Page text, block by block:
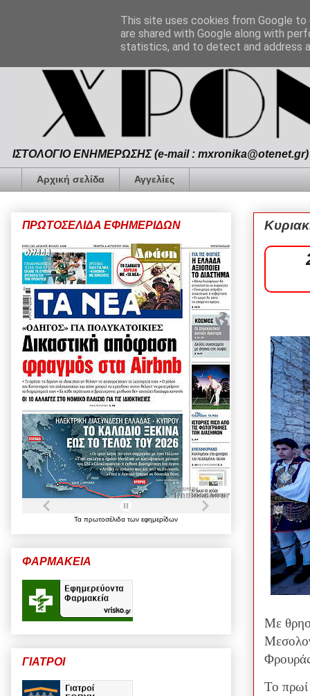
ΙΣΤΟΛΟΓΙΟ ΕΝΗΜΕΡΩΣΗΣ (e-mail :
Αρχική σελίδα Αγγελίες
Με
Το
ΠΡΩΤΟΣΕΛΙΔΑ ΕΦΗΜΕΡΙΔΩΝ
Τα πρωτοσέλιδα των εφημερίδων
ΦΑΡΜΑΚΕΙΑ
ΓΙΑΤΡΟΙ
This site uses cookies from Google
are shared with Google along with
statistics, and to detect and address